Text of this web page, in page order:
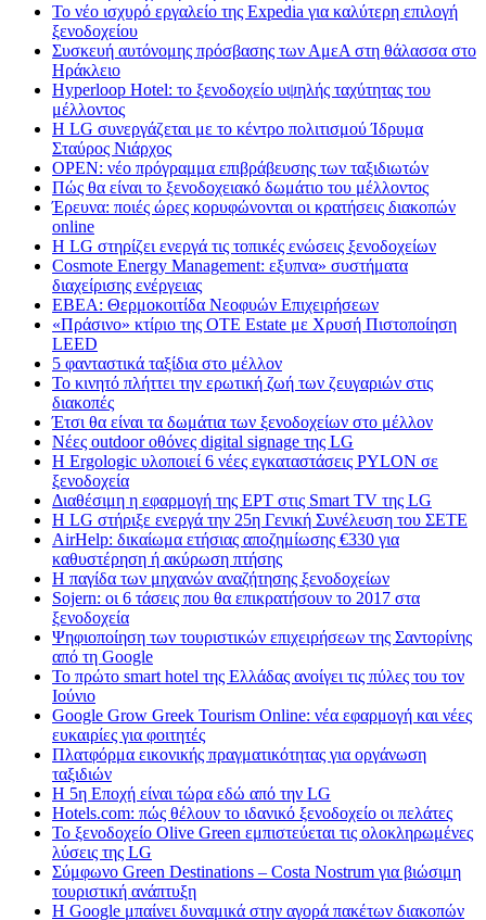
Το νέο ισχυρό εργαλείο της Expedia για καλύτερη επιλογή
ξενοδοχείου
Συσκευή αυτόνομης πρόσβασης των ΑμεΑ στη θάλασσα στο
Ηράκλειο
Hyperloop Hotel: το ξενοδοχείο υψηλής ταχύτητας του
μέλλοντος
Η LG συνεργάζεται με το κέντρο πολιτισμού Ίδρυμα
Σταύρος Νιάρχος
OPEN: νέο πρόγραμμα επιβράβευσης των ταξιδιωτών
Πώς θα είναι το ξενοδοχειακό δωμάτιο του μέλλοντος
Έρευνα: ποιές ώρες κορυφώνονται οι κρατήσεις διακοπών
online
Η LG στηρίζει ενεργά τις τοπικές ενώσεις ξενοδοχείων
Cosmote Energy Management: εξυπνα» συστήματα
διαχείρισης ενέργειας
ΕΒΕΑ: Θερμοκοιτίδα Νεοφυών Επιχειρήσεων
«Πράσινο» κτίριο της OTE Estate με Χρυσή Πιστοποίηση
LEED
5 φανταστικά ταξίδια στο μέλλον
Το κινητό πλήττει την ερωτική ζωή των ζευγαριών στις
διακοπές
Έτσι θα είναι τα δωμάτια των ξενοδοχείων στο μέλλον
Nέες outdoor οθόνες digital signage της LG
Η Ergologic υλοποιεί 6 νέες εγκαταστάσεις PYLON σε
ξενοδοχεία
Διαθέσιμη η εφαρμογή της ΕΡΤ στις Smart TV της LG
Η LG στήριξε ενεργά την 25η Γενική Συνέλευση του ΣΕΤΕ
AirHelp: δικαίωμα ετήσιας αποζημίωσης €330 για
καθυστέρηση ή ακύρωση πτήσης
Η παγίδα των μηχανών αναζήτησης ξενοδοχείων
Sojern: οι 6 τάσεις που θα επικρατήσουν το 2017 στα
ξενοδοχεία
Ψηφιοποίηση των τουριστικών επιχειρήσεων της Σαντορίνης
από τη Google
Το πρώτο smart hotel της Ελλάδας ανοίγει τις πύλες του τον
Ιούνιο
Google Grow Greek Tourism Online: νέα εφαρμογή και νέες
ευκαιρίες για φοιτητές
Πλατφόρμα εικονικής πραγματικότητας για οργάνωση
ταξιδιών
Η 5η Εποχή είναι τώρα εδώ από την LG
Hotels.com: πώς θέλουν το ιδανικό ξενοδοχείο οι πελάτες
To ξενοδοχείο Olive Green εμπιστεύεται τις ολοκληρωμένες
λύσεις της LG
Σύμφωνο Green Destinations – Costa Nostrum για βιώσιμη
τουριστική ανάπτυξη
H Google μπαίνει δυναμικά στην αγορά πακέτων διακοπών